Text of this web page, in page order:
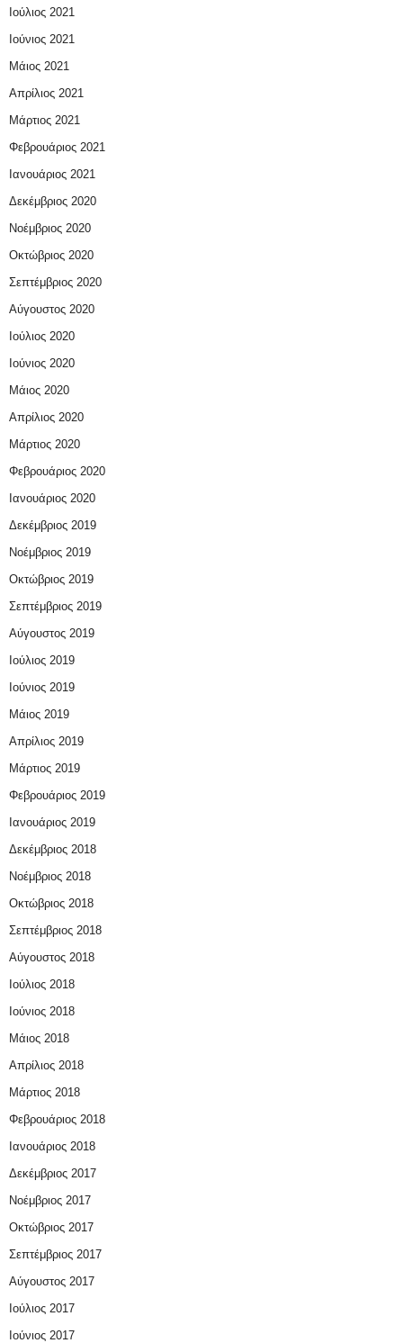
Ιούλιος 2021
Ιούνιος 2021
Μάιος 2021
Απρίλιος 2021
Μάρτιος 2021
Φεβρουάριος 2021
Ιανουάριος 2021
Δεκέμβριος 2020
Νοέμβριος 2020
Οκτώβριος 2020
Σεπτέμβριος 2020
Αύγουστος 2020
Ιούλιος 2020
Ιούνιος 2020
Μάιος 2020
Απρίλιος 2020
Μάρτιος 2020
Φεβρουάριος 2020
Ιανουάριος 2020
Δεκέμβριος 2019
Νοέμβριος 2019
Οκτώβριος 2019
Σεπτέμβριος 2019
Αύγουστος 2019
Ιούλιος 2019
Ιούνιος 2019
Μάιος 2019
Απρίλιος 2019
Μάρτιος 2019
Φεβρουάριος 2019
Ιανουάριος 2019
Δεκέμβριος 2018
Νοέμβριος 2018
Οκτώβριος 2018
Σεπτέμβριος 2018
Αύγουστος 2018
Ιούλιος 2018
Ιούνιος 2018
Μάιος 2018
Απρίλιος 2018
Μάρτιος 2018
Φεβρουάριος 2018
Ιανουάριος 2018
Δεκέμβριος 2017
Νοέμβριος 2017
Οκτώβριος 2017
Σεπτέμβριος 2017
Αύγουστος 2017
Ιούλιος 2017
Ιούνιος 2017